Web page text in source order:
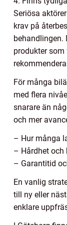
Seriösa
krav på
behandlingen.
produkter
För många
med flera
snarare än
och mer
– Hur många
– Hårdhet och
– Garantitid
En vanlig
till ny eller
enklare